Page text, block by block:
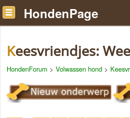
HondenPage
Keesvriendjes:
HondenForum > Volwassen hond >